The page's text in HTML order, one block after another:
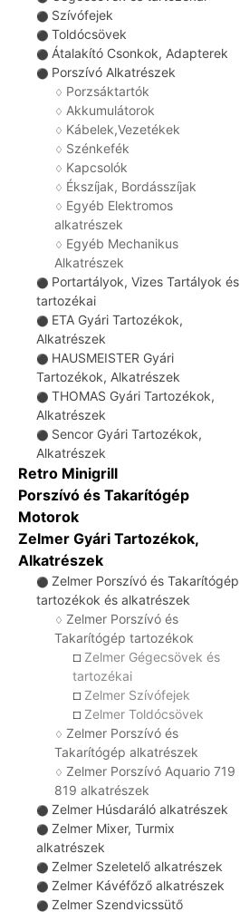
⚫ Szívófejek
⚫ Toldócsövek
⚫ Átalakító Csonkok, Adapterek
⚫ Porszívó Alkatrészek
♢ Porzsáktartók
♢ Akkumulátorok
♢ Kábelek,Vezetékek
♢ Szénkefék
♢ Kapcsolók
♢ Ékszíjak, Bordásszíjak
♢ Egyéb Elektromos
alkatrészek
♢ Egyéb Mechanikus
Alkatrészek
⚫ Portartályok, Vizes Tartályok és
tartozékai
⚫ ETA Gyári Tartozékok,
Alkatrészek
⚫ HAUSMEISTER Gyári
Tartozékok, Alkatrészek
⚫ THOMAS Gyári Tartozékok,
Alkatrészek
⚫ Sencor Gyári Tartozékok,
Alkatrészek
Retro Minigrill
Porszívó és Takarítógép
Motorok
Zelmer Gyári Tartozékok,
Alkatrészek
⚫ Zelmer Porszívó és Takarítógép
tartozékok és alkatrészek
♢ Zelmer Porszívó és
Takarítógép tartozékok
☐ Zelmer Gégecsövek és
tartozékai
☐ Zelmer Szívófejek
☐ Zelmer Toldócsövek
♢ Zelmer Porszívó és
Takarítógép alkatrészek
♢ Zelmer Porszívó Aquario 719
819 alkatrészek
⚫ Zelmer Húsdaráló alkatrészek
⚫ Zelmer Mixer, Turmix
alkatrészek
⚫ Zelmer Szeletelő alkatrészek
⚫ Zelmer Kávéfőző alkatrészek
⚫ Zelmer Szendvicssütő